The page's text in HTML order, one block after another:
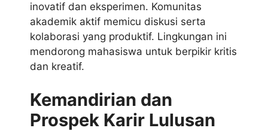
inovatif dan eksperimen. Komunitas
akademik aktif memicu diskusi serta
kolaborasi yang produktif. Lingkungan ini
mendorong mahasiswa untuk berpikir kritis
dan kreatif.
Kemandirian dan
Prospek Karir Lulusan